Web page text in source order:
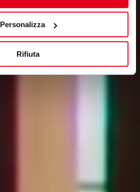
Personalizza
Rifiuta